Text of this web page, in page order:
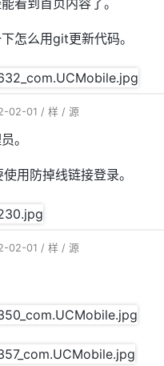
/hu60wap6/src/confi
怎么用git更新代码。
02-01 / 样 / 源
。
用防掉线链接登录。
02-01 / 样 / 源